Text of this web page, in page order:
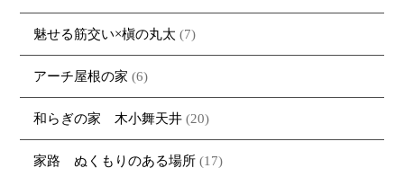
魅せる筋交い×槇の丸太 (7)
アーチ屋根の家 (6)
和らぎの家 木小舞天井 (20)
家路 ぬくもりのある場所 (17)